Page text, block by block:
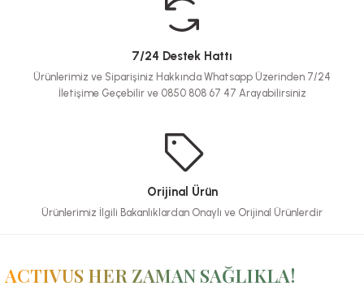
7/24 Destek Hattı
Ürünlerimiz ve Siparişiniz Hakkında Whatsapp Üzerinden 7/24
İletişime Geçebilir ve 0850 808 67 47 Arayabilirsiniz
Orijinal Ürün
Ürünlerimiz İlgili Bakanlıklardan Onaylı ve Orijinal Ürünlerdir
ACTIVUS HER ZAMAN SAĞLIKLA!